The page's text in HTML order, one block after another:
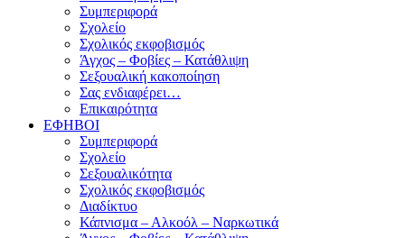
Συμπεριφορά
Σχολείο
Σχολικός εκφοβισμός
Άγχος – Φοβίες – Κατάθλιψη
Σεξουαλική κακοποίηση
Σας ενδιαφέρει…
Επικαιρότητα
ΕΦΗΒΟΙ
Συμπεριφορά
Σχολείο
Σεξουαλικότητα
Σχολικός εκφοβισμός
Διαδίκτυο
Κάπνισμα – Αλκοόλ – Ναρκωτικά